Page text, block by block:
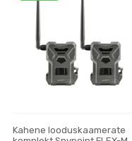
Kahene looduskaamerate